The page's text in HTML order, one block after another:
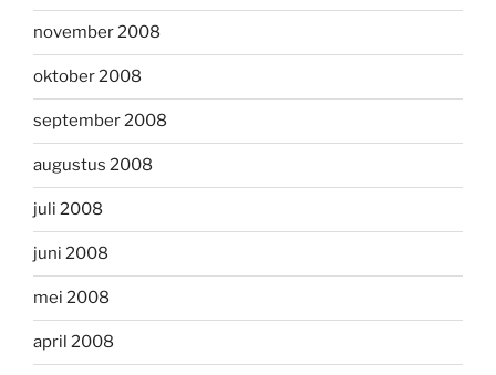
november 2008
oktober 2008
september 2008
augustus 2008
juli 2008
juni 2008
mei 2008
april 2008